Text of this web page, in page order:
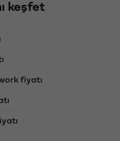
keşfet
fiyatı